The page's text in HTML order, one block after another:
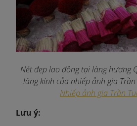
Nét đẹp lao động tại làng hương
lăng kính của nhiếp ảnh gia
Nhiếp ảnh gia Trần
Lưu ý: